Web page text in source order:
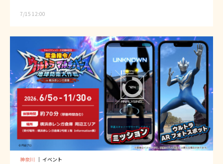
7/15 12:00
神奈川 ｜ イベント